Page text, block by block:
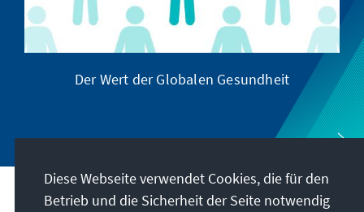
Der Wert der Globalen Gesundheit
Diese Webseite verwendet Cookies, die für den
Betrieb und die Sicherheit der Seite notwendig